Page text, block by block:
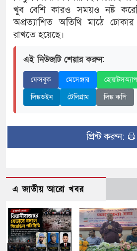
খুব বেশি কারও সময়ও নষ্ট
অপ্রত্যাশিত অতিথি মাঠে
রাখতে হয়েছে।
এই নিউজটি শেয়ার করুন:
ফেসবুক মেসেঞ্জার হোয়াটসঅ্যাপ
লিঙ্কডইন
টেলিগ্রাম লিঙ্ক কপি
প্রিন্ট করুন:
এ জাতীয় আরো খবর